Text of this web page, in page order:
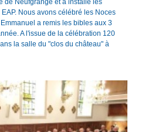
de Neufgrange et a installé les
Nous avons célébré les Noces
a remis les bibles aux 3
A l'issue de la célébration 120
la salle du "clos du château" à